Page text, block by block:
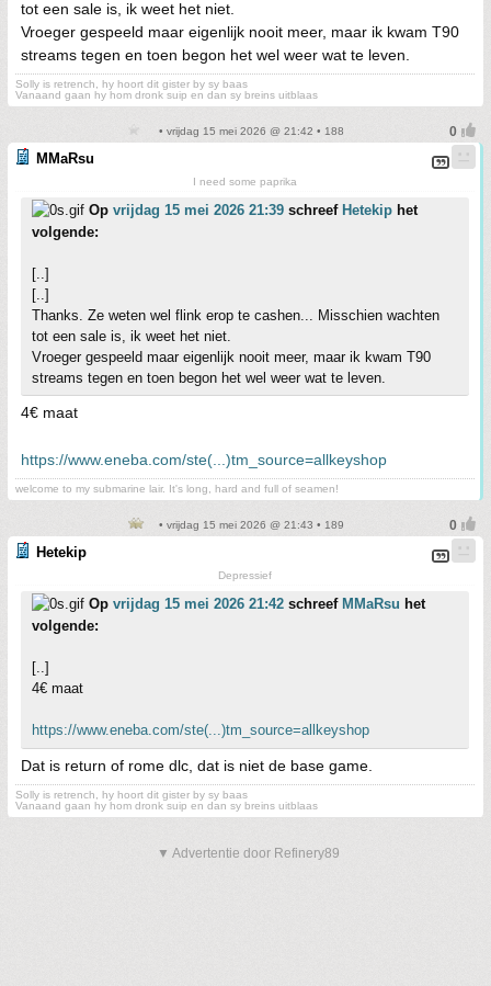
tot een sale is, ik weet het niet.
Vroeger gespeeld maar eigenlijk nooit meer, maar ik kwam T90
streams tegen en toen begon het wel weer wat te leven.
Solly is retrench, hy hoort dit gister by sy baas
Vanaand gaan hy hom dronk suip en dan sy breins uitblaas
• vrijdag 15 mei 2026 @ 21:42 • 188
MMaRsu
I need some paprika
Op vrijdag 15 mei 2026 21:39 schreef Hetekip het
volgende:
[..]
[..]
Thanks. Ze weten wel flink erop te cashen... Misschien wachten
tot een sale is, ik weet het niet.
Vroeger gespeeld maar eigenlijk nooit meer, maar ik kwam T90
streams tegen en toen begon het wel weer wat te leven.
4€ maat
https://www.eneba.com/ste(...)tm_source=allkeyshop
welcome to my submarine lair. It's long, hard and full of seamen!
• vrijdag 15 mei 2026 @ 21:43 • 189
Hetekip
Depressief
Op vrijdag 15 mei 2026 21:42 schreef MMaRsu het
volgende:
[..]
4€ maat
https://www.eneba.com/ste(...)tm_source=allkeyshop
Dat is return of rome dlc, dat is niet de base game.
Solly is retrench, hy hoort dit gister by sy baas
Vanaand gaan hy hom dronk suip en dan sy breins uitblaas
▼ Advertentie door Refinery89